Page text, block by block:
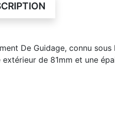
De Guidage, connu
de 81mm et une